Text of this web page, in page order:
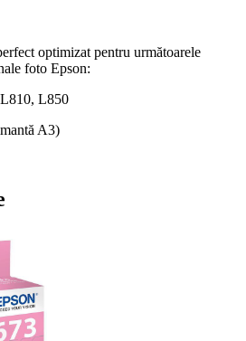
optimizat pentru următoarele
foto Epson:
L850
A3)